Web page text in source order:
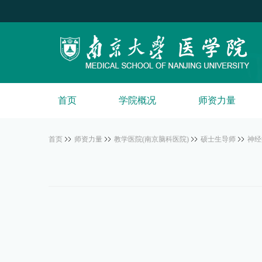
首页 学院概况 师资力量
首页 师资力量 教学医院(南京脑科医院) 硕士生导师 神